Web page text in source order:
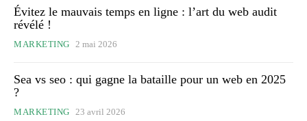
Évitez le mauvais temps en ligne : l’art du web audit
révélé !
MARKETING 2 mai 2026
Sea vs seo : qui gagne la bataille pour un web en 2025
?
MARKETING 23 avril 2026